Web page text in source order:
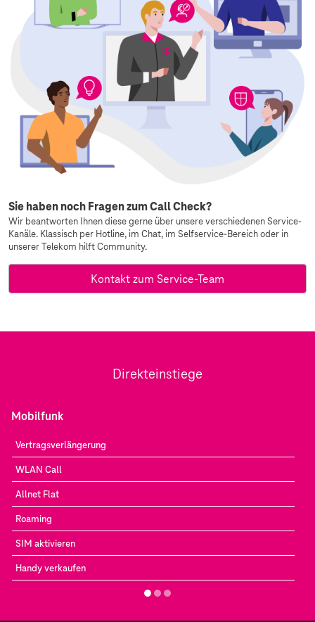
Sie haben noch Fragen zum Call Check?
Wir beantworten Ihnen diese gerne über unsere verschiedenen Service-
Kanäle. Klassisch per Hotline, im Chat, im Selfservice-Bereich oder in
unserer Telekom hilft Community.
Kontakt zum Service-Team
Direkteinstiege
Mobilfunk
Vertragsverlängerung
WLAN Call
Allnet Flat
Roaming
SIM aktivieren
Handy verkaufen